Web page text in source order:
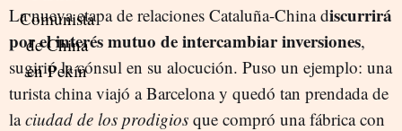
La nueva etapa de relaciones Cataluña-China discurrirá
por el interés mutuo de intercambiar inversiones,
sugirió la cónsul en su alocución. Puso un ejemplo: una
turista china viajó a Barcelona y quedó tan prendada de
laciudad de los prodigios que compró una fábrica con